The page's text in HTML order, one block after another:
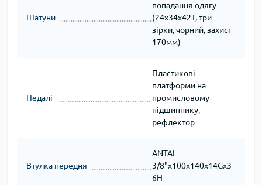
Шатуни
попадання одягу
(24х34х42T, три
зірки, чорний, захист
170мм)
Педалі
Пластикові
платформи на
промисловому
підшипнику,
рефлектор
Втулка передня
ANTAI
3/8"х100х140х14Gх3
6H